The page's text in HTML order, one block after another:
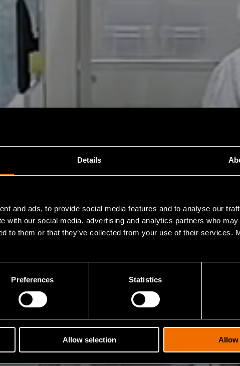
Details
and ads, to provide social media features and to analyse our
with our social media, advertising and analytics partners who
to them or that they’ve collected from your use of their services.
Preferences Statistics
Allow selection Allow